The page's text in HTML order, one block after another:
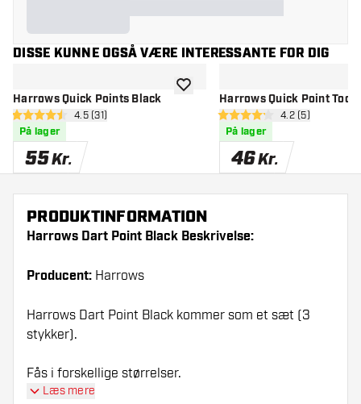
DISSE KUNNE OGSÅ VÆRE INTERESSANTE FOR DIG
Harrows Quick Points Black
åbn anmeldelsespanel
4.5 bedømmelsesstjerner
4.5 (31)
På lager
55Kr.
tilføje til ønskeliste
Harrows Quick Point Tool
åbn
4.2 bedømmelsesstjerner
4.2 (5)
På lager
46Kr.
PRODUKTINFORMATION
Harrows Dart Point Black Beskrivelse:
Producent: Harrows
Harrows Dart Point Black kommer som et sæt (3
stykker).
Fås i forskellige størrelser.
Læs mere